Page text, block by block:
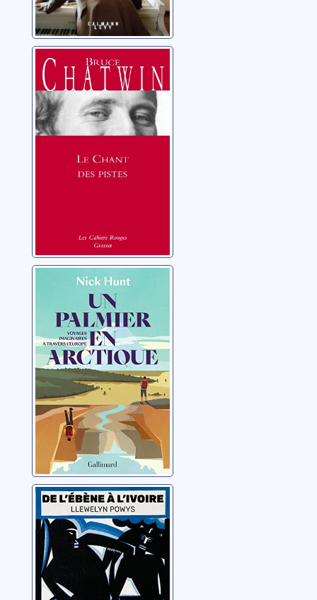
Le chant des
pistes
Chatwin, Bruce
Un palmier en
Arctique:
voyages
imaginaires à
travers l'Europe
Hunt, Nick
De l'ébène à
l'ivoire
Powys, Llewelyn